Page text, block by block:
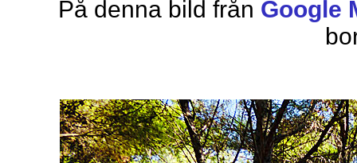
På denna bild från Google